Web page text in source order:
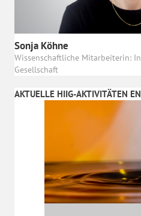
Sonja Köhne
Wissenschaftliche Mitarbeiterin:
Gesellschaft
AKTUELLE HIIG-AKTIVITÄTEN